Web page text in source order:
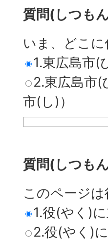
質問(しつも
いま、どこ
1.東広島市(
2.東広島市
市(し)）
質問(しつも
このページ
1.役(やく)
2.役(やく)